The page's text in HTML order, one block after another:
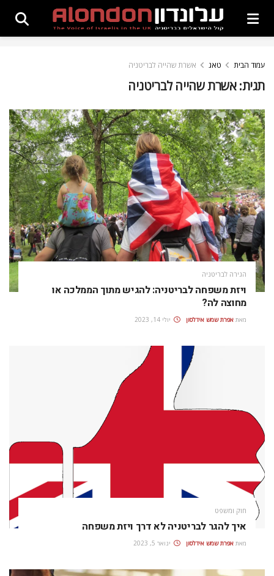
עמוד הבית טאג אשרת שהייה לבריטניה
תגית:אשרת שהייה לבריטניה
הגירה לבריטניה
ויזת משפחה לבריטניה: להגיש מתוך הממלכה או
מחוצה לה?
מאת אפרת‭ ‬שמש‭ ‬אידלסון יולי 14, 2023
חוק ומשפט
איך להגר לבריטניה לא דרך ויזת משפחה
מאת אפרת‭ ‬שמש‭ ‬אידלסון ינואר 5, 2023